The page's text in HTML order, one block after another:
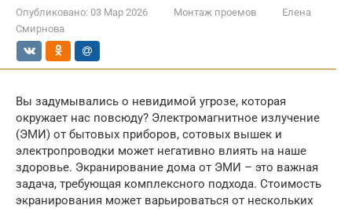
Опубликовано: 03 Мар 2026 Монтаж проемов
Елена
Смирнова
Вы задумывались о невидимой угрозе, которая
окружает нас повсюду? Электромагнитное излучение
(ЭМИ) от бытовых приборов, сотовых вышек и
электропроводки может негативно влиять на наше
здоровье. Экранирование дома от ЭМИ – это важная
задача, требующая комплексного подхода. Стоимость
экранирования может варьироваться от нескольких